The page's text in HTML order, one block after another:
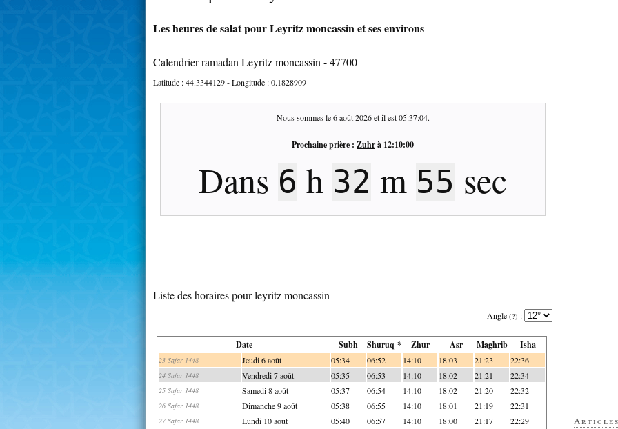
Les heures de salat pour Leyritz moncassin et ses environs
Calendrier ramadan Leyritz moncassin - 47700
Latitude :44.3344129- Longitude :0.1828909
Nous sommes le6 août 2026et il est05:37:05.
Prochaine prière : Zuhrà 12:10:00
Dans 6 h 32 m 54 sec
Liste des horaires pour leyritz moncassin
Angle (?) :
Date Subh Shuruq * Zhur Asr Maghrib Isha
23 Safar 1448 Jeudi 6 août 05:34 06:52 14:10 18:03 21:23 22:36
24 Safar 1448 Vendredi 7 août 05:35 06:53 14:10 18:02 21:21 22:34
25 Safar 1448 Samedi 8 août 05:37 06:54 14:10 18:02 21:20 22:32
26 Safar 1448 Dimanche 9 août 05:38 06:55 14:10 18:01 21:19 22:31
27 Safar 1448 Lundi 10 août 05:40 06:57 14:10 18:00 21:17 22:29